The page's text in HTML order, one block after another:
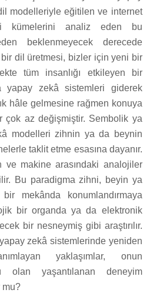
modelleriyle eğitilen ve internet
kümelerini analiz eden bu
beklenmeyecek derecede
bir dil üretmesi, bizler için yeni bir
tüm insanlığı etkileyen bir
yapay zekâ sistemleri giderek
hâle gelmesine rağmen konuya
çok az değişmiştir. Sembolik ya
modelleri zihnin ya da beynin
taklit etme esasına dayanır.
makine arasındaki analojiler
Bu paradigma zihni, beyin ya
mekânda konumlandırmaya
bir organda ya da elektronik
bir nesneymiş gibi araştırılır.
zekâ sistemlerinde yeniden
yaklaşımlar, onun
olan yaşantılanan deneyim
mu?